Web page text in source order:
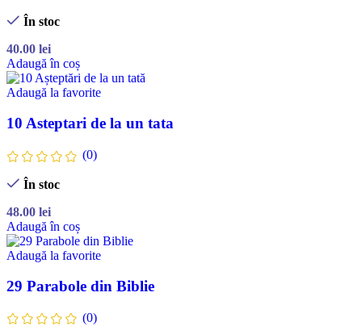
În stoc
40.00 lei
Adaugă în coș
Adaugă la favorite
10 Asteptari de la un tata
(0)
În stoc
48.00 lei
Adaugă în coș
Adaugă la favorite
29 Parabole din Biblie
(0)